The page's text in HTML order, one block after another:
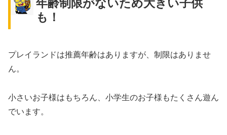
年齢制限がないため大きい子供
も！
プレイランドは推薦年齢はありますが、制限はありませ
ん。
小さいお子様はもちろん、小学生のお子様もたくさん遊ん
でいます。